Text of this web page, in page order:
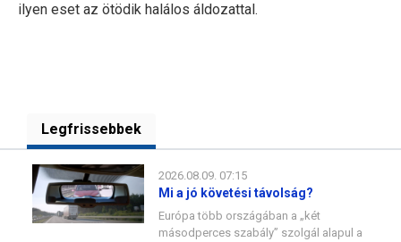
ilyen eset az ötödik halálos áldozattal.
Legfrissebbek
2026.08.09. 07:15
Mi a jó követési távolság?
Európa több országában a „két
másodperces szabály” szolgál alapul a